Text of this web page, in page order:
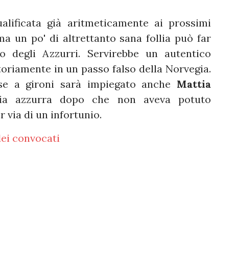
già aritmeticamente ai prossimi
un po' di altrettanto sana follia può far
degli Azzurri. Servirebbe un autentico
in un passo falso della Norvegia.
a gironi sarà impiegato anche Mattia
azzurra dopo che non aveva potuto
via di un infortunio.
convocati